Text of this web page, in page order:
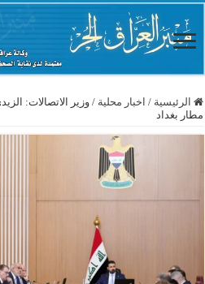
الرئيسية / اخبار محلية / وزير الاتصالات:
مطار بغداد